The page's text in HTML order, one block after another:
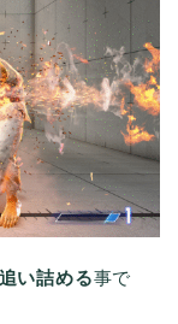
い詰める事で